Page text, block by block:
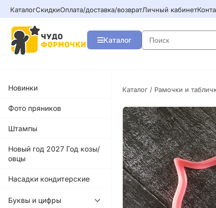
КаталогСкидкиОплата/доставка/возвратЛичный кабинет
Каталог
Новинки
Фото пряников
Штампы
Новый год 2027 Год козы/
овцы
Насадки кондитерские
Буквы и цифры
Каталог / Рамочки и